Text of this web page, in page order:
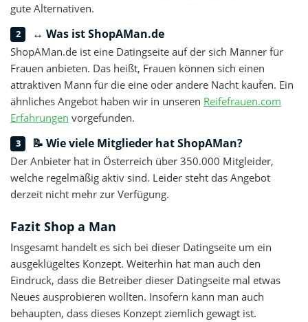
gute Alternativen.
↔️ Was ist ShopAMan.de
ShopAMan.de ist eine Datingseite auf der sich Männer für
Frauen anbieten. Das heißt, Frauen können sich einen
attraktiven Mann für die eine oder andere Nacht kaufen. Ein
ähnliches Angebot haben wir in unseren Reifefrauen.com
Erfahrungen vorgefunden.
📝 Wie viele Mitglieder hat ShopAMan?
Der Anbieter hat in Österreich über 350.000 Mitgleider,
welche regelmäßig aktiv sind. Leider steht das Angebot
derzeit nicht mehr zur Verfügung.
Fazit Shop a Man
Insgesamt handelt es sich bei dieser Datingseite um ein
ausgeklügeltes Konzept. Weiterhin hat man auch den
Eindruck, dass die Betreiber dieser Datingseite mal etwas
Neues ausprobieren wollten. Insofern kann man auch
behaupten, dass dieses Konzept ziemlich gewagt ist.